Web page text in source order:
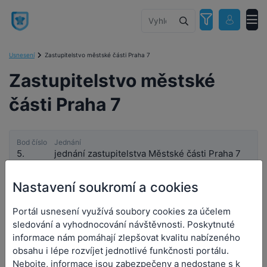
Usnesení Zastupitelstvo městské části Praha 7
Zastupitelstvo městské
části Praha 7
Bod číslo
5.
Jednání
jednání zastupitelstva Městské části Praha 7
29. 6. 2026 17:00
Bod číslo
4.
Jednání
jednání Zastupitelstva městské části Praha 7
Datum a čas jednání
18. 5. 2026 17:00
Nastavení soukromí a cookies
Portál usnesení využívá soubory cookies za účelem
sledování a vyhodnocování návštěvnosti. Poskytnuté
informace nám pomáhají zlepšovat kvalitu nabízeného
obsahu i lépe rozvíjet jednotlivé funkčnosti portálu.
Nebojte, informace jsou zabezpečeny a nedostane s k